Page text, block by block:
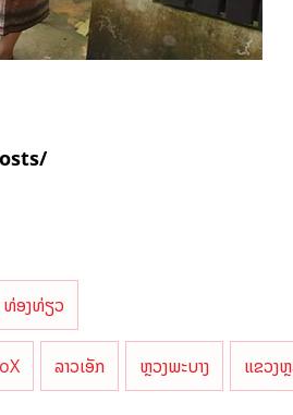
ທ່ອງທ່ຽວ
ລາວເອັກ ຫຼວງພະບາງ ແຂວງຫຼ